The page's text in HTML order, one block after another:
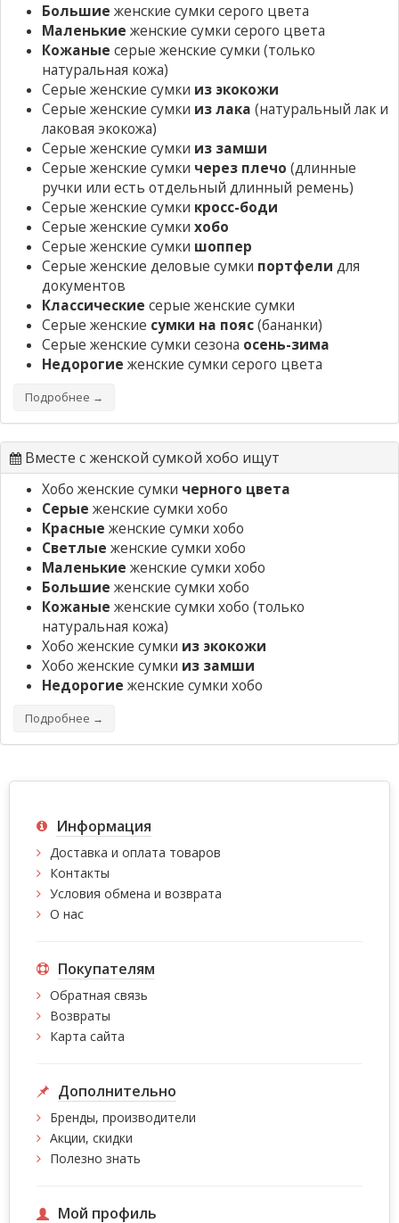
Большие женские сумки серого цвета
Маленькие женские сумки серого цвета
Кожаные серые женские сумки (только
натуральная кожа)
Серые женские сумки из экокожи
Серые женские сумки из лака (натуральный лак и
лаковая экокожа)
Серые женские сумки из замши
Серые женские сумки через плечо (длинные
ручки или есть отдельный длинный ремень)
Серые женские сумки кросс-боди
Серые женские сумки хобо
Серые женские сумки шоппер
Серые женские деловые сумки портфели для
документов
Классические серые женские сумки
Серые женские сумки на пояс(бананки)
Серые женские сумки сезона осень-зима
Недорогие женские сумки серого цвета
Подробнее →
Вместе с женской сумкой хобо ищут
Хобо женские сумки черного цвета
Серые женские сумки хобо
Красные женские сумки хобо
Светлые женские сумки хобо
Маленькие женские сумки хобо
Большие женские сумки хобо
Кожаные женские сумки хобо (только
натуральная кожа)
Хобо женские сумки из экокожи
Хобо женские сумки из замши
Недорогие женские сумки хобо
Подробнее →
Информация
Доставка и оплата товаров
Контакты
Условия обмена и возврата
О нас
Покупателям
Обратная связь
Возвраты
Карта сайта
Дополнительно
Бренды, производители
Акции, скидки
Полезно знать
Мой профиль